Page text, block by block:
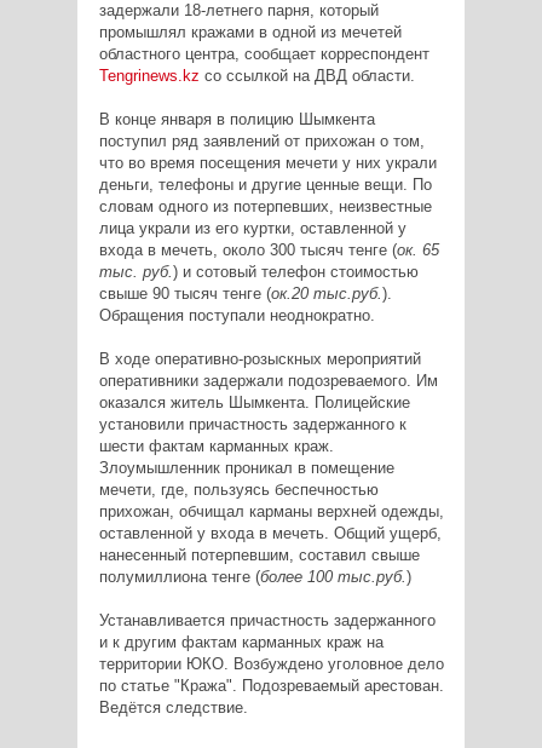
задержали 18-летнего парня, который
промышлял кражами в одной из мечетей
областного центра, сообщает корреспондент
Tengrinews.kz со ссылкой на ДВД области.
В конце января в полицию Шымкента
поступил ряд заявлений от прихожан о том,
что во время посещения мечети у них украли
деньги, телефоны и другие ценные вещи. По
словам одного из потерпевших, неизвестные
лица украли из его куртки, оставленной у
входа в мечеть, около 300 тысяч тенге (ок. 65
тыс. руб.) и сотовый телефон стоимостью
свыше 90 тысяч тенге (ок.20 тыс.руб.).
Обращения поступали неоднократно.
В ходе оперативно-розыскных мероприятий
оперативники задержали подозреваемого. Им
оказался житель Шымкента. Полицейские
установили причастность задержанного к
шести фактам карманных краж.
Злоумышленник проникал в помещение
мечети, где, пользуясь беспечностью
прихожан, обчищал карманы верхней одежды,
оставленной у входа в мечеть. Общий ущерб,
нанесенный потерпевшим, составил свыше
полумиллиона тенге (более 100 тыс.руб.)
Устанавливается причастность задержанного
и к другим фактам карманных краж на
территории ЮКО. Возбуждено уголовное дело
по статье "Кража". Подозреваемый арестован.
Ведётся следствие.